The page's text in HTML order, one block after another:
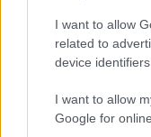
I want to allow
related to
device identifiers
I want to allow
Google for